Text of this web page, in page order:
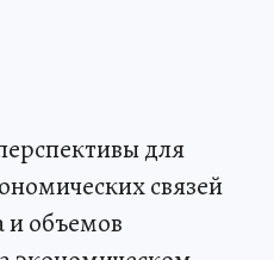
для
связей
объемов